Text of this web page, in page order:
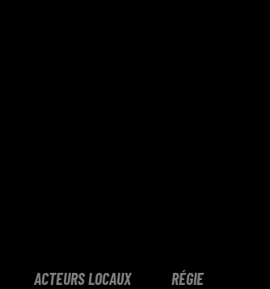
ACTEURS LOCAUX RÉGIE